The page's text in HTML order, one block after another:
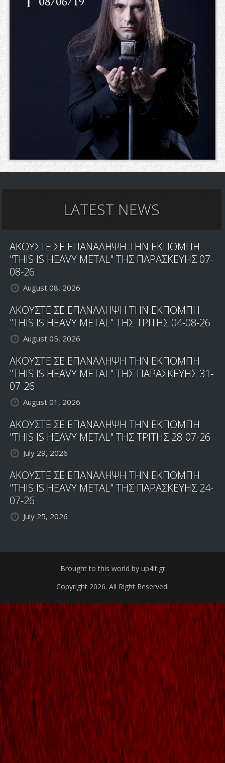
LATEST NEWS
ΑΚΟΥΣΤΕ ΣΕ ΕΠΑΝΑΛΗΨΗ ΤΗΝ ΕΚΠΟΜΠΗ
"THIS IS HEAVY METAL" ΤΗΣ ΠΑΡΑΣΚΕΥΗΣ 07-
08-26
August 08, 2026
ΑΚΟΥΣΤΕ ΣΕ ΕΠΑΝΑΛΗΨΗ ΤΗΝ ΕΚΠΟΜΠΗ
"THIS IS HEAVY METAL" ΤΗΣ ΤΡΙΤΗΣ 04-08-26
August 05, 2026
ΑΚΟΥΣΤΕ ΣΕ ΕΠΑΝΑΛΗΨΗ ΤΗΝ ΕΚΠΟΜΠΗ
"THIS IS HEAVY METAL" ΤΗΣ ΠΑΡΑΣΚΕΥΗΣ 31-
07-26
August 01, 2026
ΑΚΟΥΣΤΕ ΣΕ ΕΠΑΝΑΛΗΨΗ ΤΗΝ ΕΚΠΟΜΠΗ
"THIS IS HEAVY METAL" ΤΗΣ ΤΡΙΤΗΣ 28-07-26
July 29, 2026
ΑΚΟΥΣΤΕ ΣΕ ΕΠΑΝΑΛΗΨΗ ΤΗΝ ΕΚΠΟΜΠΗ
"THIS IS HEAVY METAL" ΤΗΣ ΠΑΡΑΣΚΕΥΗΣ 24-
07-26
July 25, 2026
Brought to this world by up4it.gr
Copyright 2026. All Right Reserved.